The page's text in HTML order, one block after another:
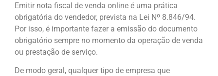
Emitir nota fiscal de venda online é uma prática
obrigatória do vendedor, prevista na Lei Nº 8.846/94.
Por isso, é importante fazer a emissão do documento
obrigatório sempre no momento da operação de venda
ou prestação de serviço.
De modo geral, qualquer tipo de empresa que